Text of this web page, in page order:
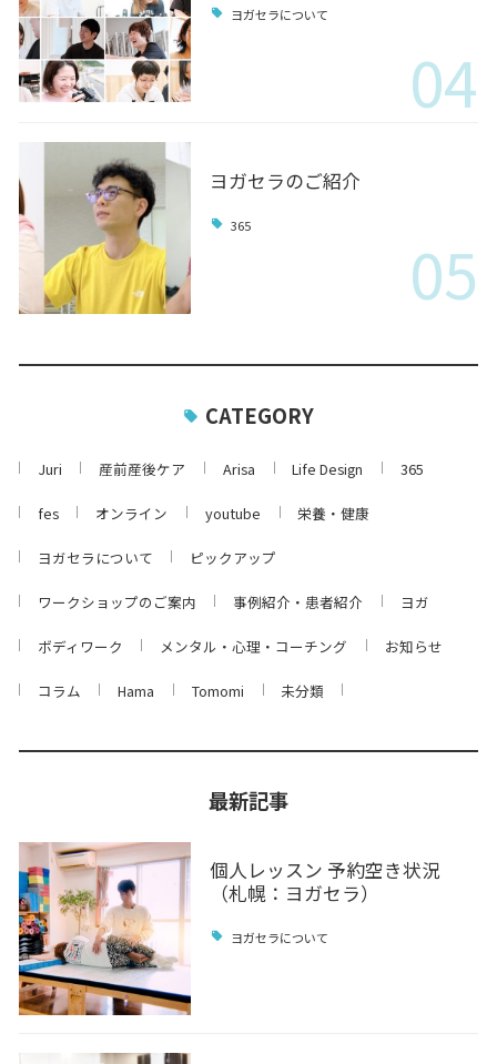
ヨガセラについて
04
ヨガセラのご紹介
365
05
CATEGORY
Juri 産前産後ケア Arisa Life Design 365
fes オンライン youtube 栄養・健康
ヨガセラについて ピックアップ
ワークショップのご案内 事例紹介・患者紹介 ヨガ
ボディワーク メンタル・心理・コーチング お知らせ
コラム Hama Tomomi 未分類
最新記事
個人レッスン 予約空き状況
（札幌：ヨガセラ）
ヨガセラについて